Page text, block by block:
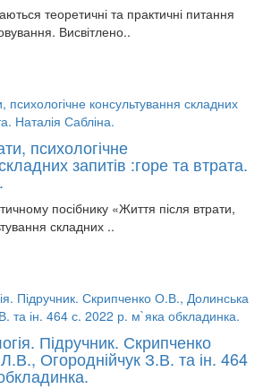
теоретичні та практичні питання
Висвітлено..
психологічне
запитів :горе та втрата.
посібнику «Життя після втрати,
складних ..
Підручник. Скрипченко
Огороднійчук З.В. та ін. 464